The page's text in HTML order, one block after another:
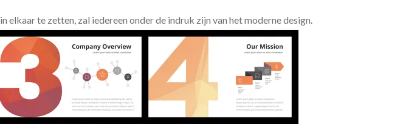
in elkaar te zetten, zal iedereen onder de indruk zijn van het moderne design.